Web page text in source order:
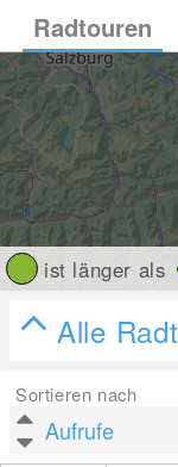
Radtouren
ist länger als
Alle
Sortieren nach